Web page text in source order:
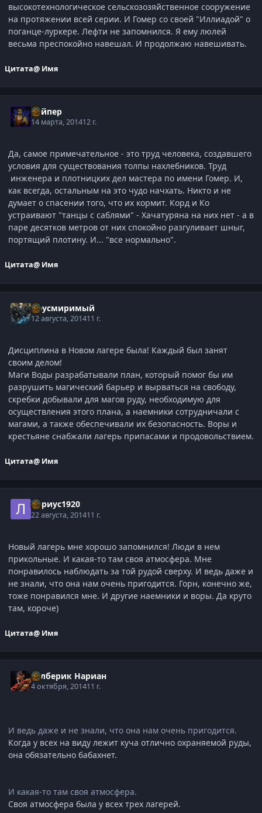
высокотехнологическое сельскозозяйственное сооружение
на протяжении всей серии. И Гомер со своей "Иллиадой" о
поганце-луркере. Лефти не запомнился. Я ему люлей
весьма преспокойно навешал. И продолжаю навешивать.
Цитата@ Имя
Вайпер
14 марта, 201412 г.
Да, самое примечательное - это труд человека, создавшего
условия для существования толпы нахлебников. Труд
инженера и плотницких дел мастера по имени Гомер. И,
как всегда, остальным на это чудо начхать. Никто и не
думает о спасении того, что их кормит. Корд и Ко
устраивают "танцы с саблями" - Хачатуряна на них нет - а в
паре десятков метров от них спокойно разгуливает шныг,
портящий плотину. И... "все нормально".
Цитата@ Имя
Неусмиримый
12 августа, 201411 г.
Дисциплина в Новом лагере была! Каждый был занят
своим делом!
Маги Воды разрабатывали план, который помог бы им
разрушить магический барьер и вырваться на свободу,
скребки добывали для магов руду, необходимую для
осуществления этого плана, а наемники сотрудничали с
магами, а также обеспечивали их безопасность. Воры и
крестьяне снабжали лагерь припасами и продовольствием.
Цитата@ Имя
Лариус1920
22 августа, 201411 г.
Новый лагерь мне хорошо запомнился! Люди в нем
прикольные. И какая-то там своя атмосфера. Мне
понравилось наблюдать за той рудой сверху. И ведь даже и
не знали, что она нам очень пригодится. Горн, конечно же,
тоже понравился мне. И другие наемники и воры. Да круто
там, короче)
Цитата@ Имя
Рэлберик Нариан
4 октября, 201411 г.
И ведь даже и не знали, что она нам очень пригодится.
Когда у всех на виду лежит куча отлично охраняемой руды,
она обязательно бабахнет.
И какая-то там своя атмосфера.
Своя атмосфера была у всех трех лагерей.